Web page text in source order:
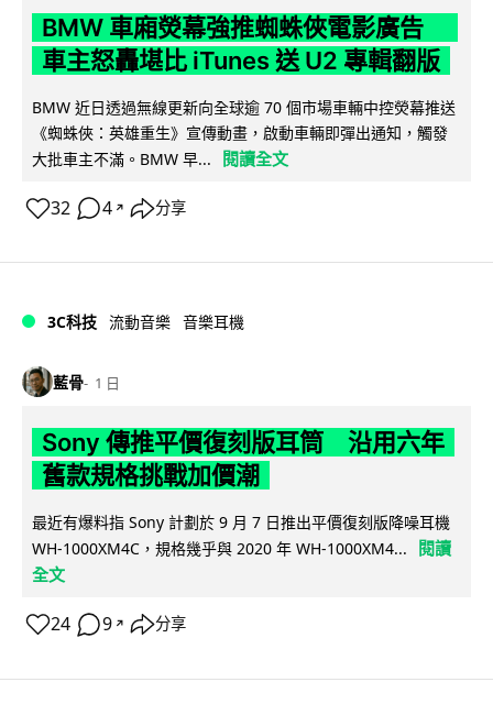
BMW 車廂熒幕強推蜘蛛俠電影廣告
車主怒轟堪比 iTunes 送 U2 專輯翻版
BMW 近日透過無線更新向全球逾 70 個市場車輛中控熒幕推送
《蜘蛛俠：英雄重生》宣傳動畫，啟動車輛即彈出通知，觸發
大批車主不滿。BMW 早...
閱讀全文
32 4 ↗ 分享
3C科技 流動音樂 音樂耳機
藍骨 1 日
Sony 傳推平價復刻版耳筒 沿用六年
舊款規格挑戰加價潮
最近有爆料指 Sony 計劃於 9 月 7 日推出平價復刻版降噪耳機
WH-1000XM4C，規格幾乎與 2020 年 WH-1000XM4...
閱讀
全文
24 9 ↗ 分享